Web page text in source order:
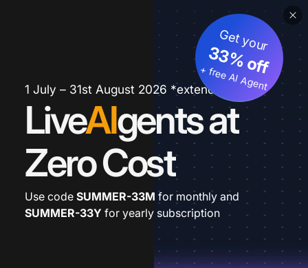
1 July – 31st August 2026 *extended
LiveAIgents at
Zero Cost
Get your
33% off
+ free AI Agent
Use code SUMMER-33M for monthly and
SUMMER-33Y for yearly subscription